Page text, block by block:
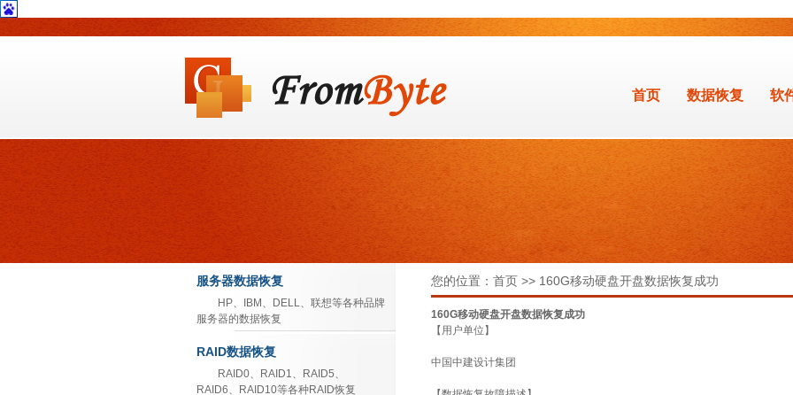
首页 数据恢复 软
服务器数据恢复
HP、IBM、DELL、联想等各种品牌
服务器的数据恢复
RAID数据恢复
RAID0、RAID1、RAID5、
RAID6、RAID10等各种RAID恢复
您的位置：首页 >> 160G移动硬盘开盘数据恢复成功
160G移动硬盘开盘数据恢复成功
【用户单位】
中国中建设计集团